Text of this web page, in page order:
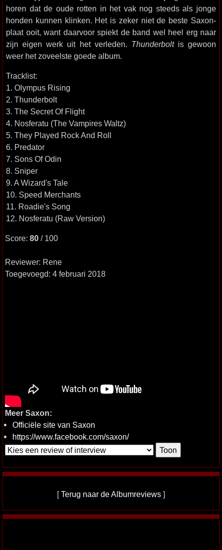
horen dat de oude rotten in het vak nog steeds als jonge
honden kunnen klinken. Het is zeker niet de beste Saxon-
plaat ooit, want daarvoor spiekt de band wel heel erg naar
zijn eigen werk uit het verleden. Thunderboltis gewoon
weer het zoveelste goede album.
Tracklist:
1. Olympus Rising
2. Thunderbolt
3. The Secret Of Flight
4. Nosferatu (The Vampires Waltz)
5. They Played Rock And Roll
6. Predator
7. Sons Of Odin
8. Sniper
9. A Wizard's Tale
10. Speed Merchants
11. Roadie's Song
12. Nosferatu (Raw Version)
Score: 80 / 100
Reviewer: Rene
Toegevoegd: 4 februari 2018
Meer Saxon:
Officiële site van Saxon
https://www.facebook.com/saxon/
[Terug naar de Albumreviews ]